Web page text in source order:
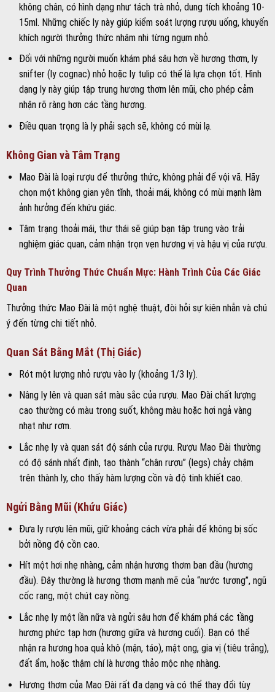
không chân, có hình dạng như tách trà nhỏ, dung tích khoảng 10-
15ml. Những chiếc ly này giúp kiểm soát lượng rượu uống, khuyến
khích người thưởng thức nhâm nhi từng ngụm nhỏ.
Đối với những người muốn khám phá sâu hơn về hương thơm, ly
snifter (ly cognac) nhỏ hoặc ly tulip có thể là lựa chọn tốt. Hình
dạng ly này giúp tập trung hương thơm lên mũi, cho phép cảm
nhận rõ ràng hơn các tầng hương.
Điều quan trọng là ly phải sạch sẽ, không có mùi lạ.
Không Gian và Tâm Trạng
Mao Đài là loại rượu để thưởng thức, không phải để vội vã. Hãy
chọn một không gian yên tĩnh, thoải mái, không có mùi mạnh làm
ảnh hưởng đến khứu giác.
Tâm trạng thoải mái, thư thái sẽ giúp bạn tập trung vào trải
nghiệm giác quan, cảm nhận trọn vẹn hương vị và hậu vị của rượu.
Quy Trình Thưởng Thức Chuẩn Mực: Hành Trình Của Các Giác
Quan
Thưởng thức Mao Đài là một nghệ thuật, đòi hỏi sự kiên nhẫn và chú
ý đến từng chi tiết nhỏ.
Quan Sát Bằng Mắt (Thị Giác)
Rót một lượng nhỏ rượu vào ly (khoảng 1/3 ly).
Nâng ly lên và quan sát màu sắc của rượu. Mao Đài chất lượng
cao thường có màu trong suốt, không màu hoặc hơi ngả vàng
nhạt như rơm.
Lắc nhẹ ly và quan sát độ sánh của rượu. Rượu Mao Đài thường
có độ sánh nhất định, tạo thành “chân rượu” (legs) chảy chậm
trên thành ly, cho thấy hàm lượng cồn và độ tinh khiết cao.
Ngửi Bằng Mũi (Khứu Giác)
Đưa ly rượu lên mũi, giữ khoảng cách vừa phải để không bị sốc
bởi nồng độ cồn cao.
Hít một hơi nhẹ nhàng, cảm nhận hương thơm ban đầu (hương
đầu). Đây thường là hương thơm mạnh mẽ của “nước tương”, ngũ
cốc rang, một chút cay nồng.
Lắc nhẹ ly một lần nữa và ngửi sâu hơn để khám phá các tầng
hương phức tạp hơn (hương giữa và hương cuối). Bạn có thể
nhận ra hương hoa quả khô (mận, táo), mật ong, gia vị (tiêu trắng),
đất ẩm, hoặc thậm chí là hương thảo mộc nhẹ nhàng.
Hương thơm của Mao Đài rất đa dạng và có thể thay đổi tùy